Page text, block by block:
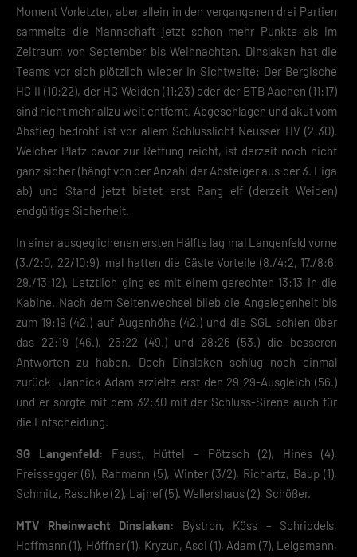
Moment Vorletzter, aber allein in den vergangenen drei Partien
sammelte die Mannschaft jetzt schon mehr Punkte als im
Zeitraum von September bis Weihnachten. Dinslaken hat die
Teams vor sich plötzlich wieder in Sichtweite: Der Bergische
HC II (10:22), der HC Weiden (11:23) oder der BTB Aachen (11:17)
sind nicht mehr allzu weit entfernt. Abgeschlagen und akut vom
Abstieg bedroht ist vor allem Schlusslicht Neusser HV (2:30).
Welcher Platz davor zur Rettung reicht, ist derzeit noch nicht
ganz sicher (hängt von der Anzahl der Absteiger aus der 3. Liga
ab) und Stand jetzt bietet erst Rang elf (derzeit Weiden)
endgültige Sicherheit.
In einer ausgeglichenen ersten Hälfte lag mal Langenfeld vorne
(3./2:0, 22/10:9), mal hatten die Gäste Vorteile (8./4:2, 17./8:6,
29./13:12). Letztlich ging es mit einem gerechten 13:13 in die
Kabine. Nach dem Seitenwechsel blieb die Angelegenheit bis
zum 19:19 (42.) auf Augenhöhe (42.) und die SGL schien über
das 22:19 (46.), 25:22 (49.) und 28:26 (53.) die besseren
Antworten zu haben. Doch Dinslaken schlug noch einmal
zurück: Jannick Adam erzielte erst den 29:29-Ausgleich (56.)
und er sorgte mit dem 32:30 mit der Schluss-Sirene auch für
die Entscheidung.
SG Langenfeld: Faust, Hüttel – Pötzsch (2), Hines (4),
Preissegger (6), Rahmann (5), Winter (3/2), Richartz, Baup (1),
Schmitz, Raschke (2), Lajnef (5). Wellershaus (2), Schößer.
MTV Rheinwacht Dinslaken: Bystron, Köss – Schriddels,
Hoffmann (1), Höffner (1), Kryzun, Asci (1), Adam (7), Lelgemann,
einwandfreie Funktion der Website erforderlich.
Cookie-Informationen anzeigen